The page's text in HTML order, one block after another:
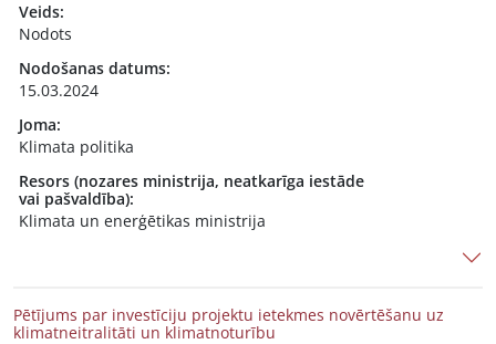
Veids:
Nodots
Nodošanas datums:
15.03.2024
Joma:
Klimata politika
Resors (nozares ministrija, neatkarīga iestāde
vai pašvaldība):
Klimata un enerģētikas ministrija
Pētījums par investīciju projektu ietekmes novērtēšanu uz
klimatneitralitāti un klimatnoturību